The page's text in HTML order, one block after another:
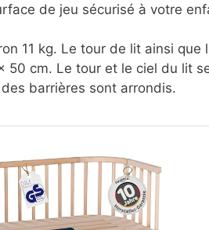
de jeu sécurisé à votre
11 kg. Le tour de lit ainsi que
cm. Le tour et le ciel du lit
barrières sont arrondis.